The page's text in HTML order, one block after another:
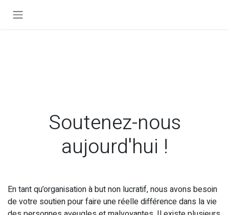
Soutenez-nous
aujourd'hui !
En tant qu’organisation à but non lucratif, nous avons besoin
de votre soutien pour faire une réelle différence dans la vie